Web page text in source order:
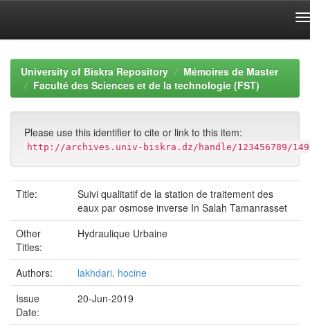
navigationUniversity of Biskra Repository
Mémoires de Master
Faculté des Sciences et de la technologie (FST)
Please use this identifier to cite or link to this item:
http://archives.univ-biskra.dz/handle/123456789/
Title:
Suivi qualitatif de la station de traitement des
eaux par osmose inverse In Salah Tamanrasset
Other
Titles:
Hydraulique Urbaine
Authors:
lakhdari, hocine
Issue
Date:
20-Jun-2019